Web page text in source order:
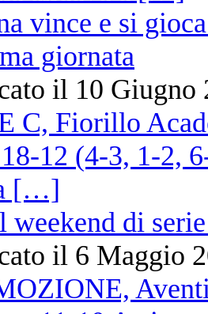
vince e si
giornata
il 10 Giugno
weekend di
il 6 Maggio